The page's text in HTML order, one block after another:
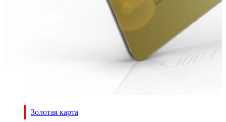
Золотая карта